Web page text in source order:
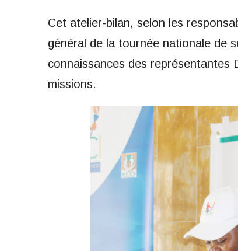
Cet atelier-bilan, selon les
général de la tournée nationale de
connaissances des représentantes
missions.